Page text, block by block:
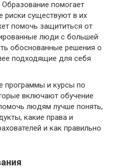
помогает
риски существуют в их
помочь защититься от
люди с большей
обоснованные решения о
подходящие для себя
программы и курсы по
включают обучение
людям лучше понять,
какие права и
и как правильно